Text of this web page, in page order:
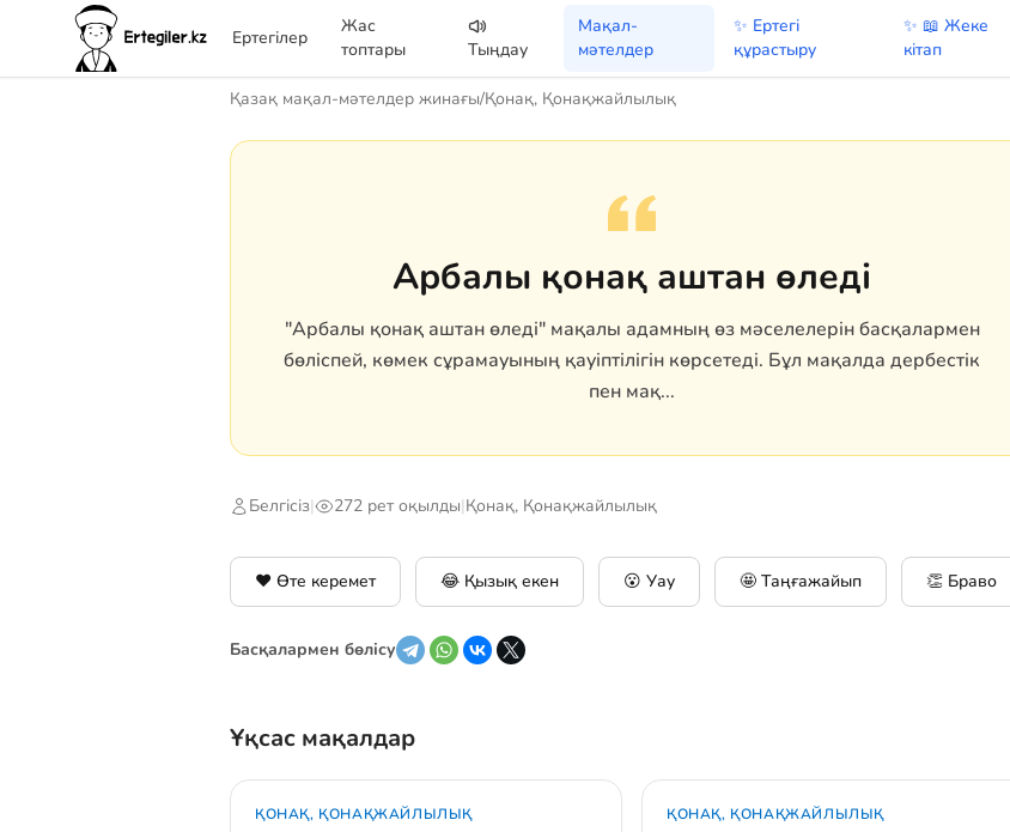
Ертегілер
Жас
топтары
Тыңдау
Мақал-
мәтелдер
✨ Ертегі
құрастыру
✨ 📖 Жеке
кітап
Қазақ мақал-мәтелдер жинағы/Қонақ, Қонақжайлылық
Арбалы қонақ аштан өледі
"Арбалы қонақ аштан өледі" мақалы адамның өз мәселелерін басқалармен
бөліспей, көмек сұрамауының қауіптілігін көрсетеді. Бұл мақалда дербестік
пен мақ...
Белгісіз| 272 рет оқылды|Қонақ, Қонақжайлылық
❤️ Өте керемет 😂 Қызық екен 😮 Уау 🤩 Таңғажайып 👏 Браво
Басқалармен бөлісу
Ұқсас мақалдар
ҚОНАҚ, ҚОНАҚЖАЙЛЫЛЫҚ ҚОНАҚ, ҚОНАҚЖАЙЛЫЛЫҚ